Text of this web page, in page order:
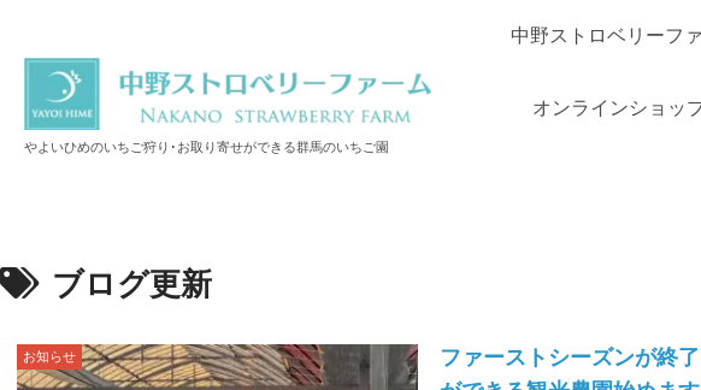
やよいひめのいちご狩り･お取り寄せができる群馬のいちご園
中野ストロベリーフ
オンラインショッ
ブログ更新
お知らせ
ファーストシーズンが終